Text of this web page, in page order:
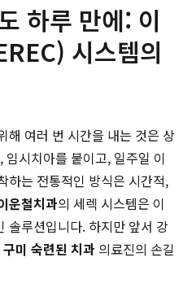
하루 만에: 이
시스템의
해 여러 번 시간을 내는 것은 상
시치아를 붙이고, 일주일 이
하는 전통적인 방식은 시간적,
운철치과의 세렉 시스템은 이
솔루션입니다. 하지만 앞서 강
구미 숙련된 치과 의료진의 손길